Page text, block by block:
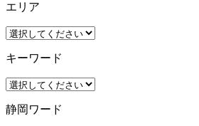
エリア
キーワード
静岡ワード